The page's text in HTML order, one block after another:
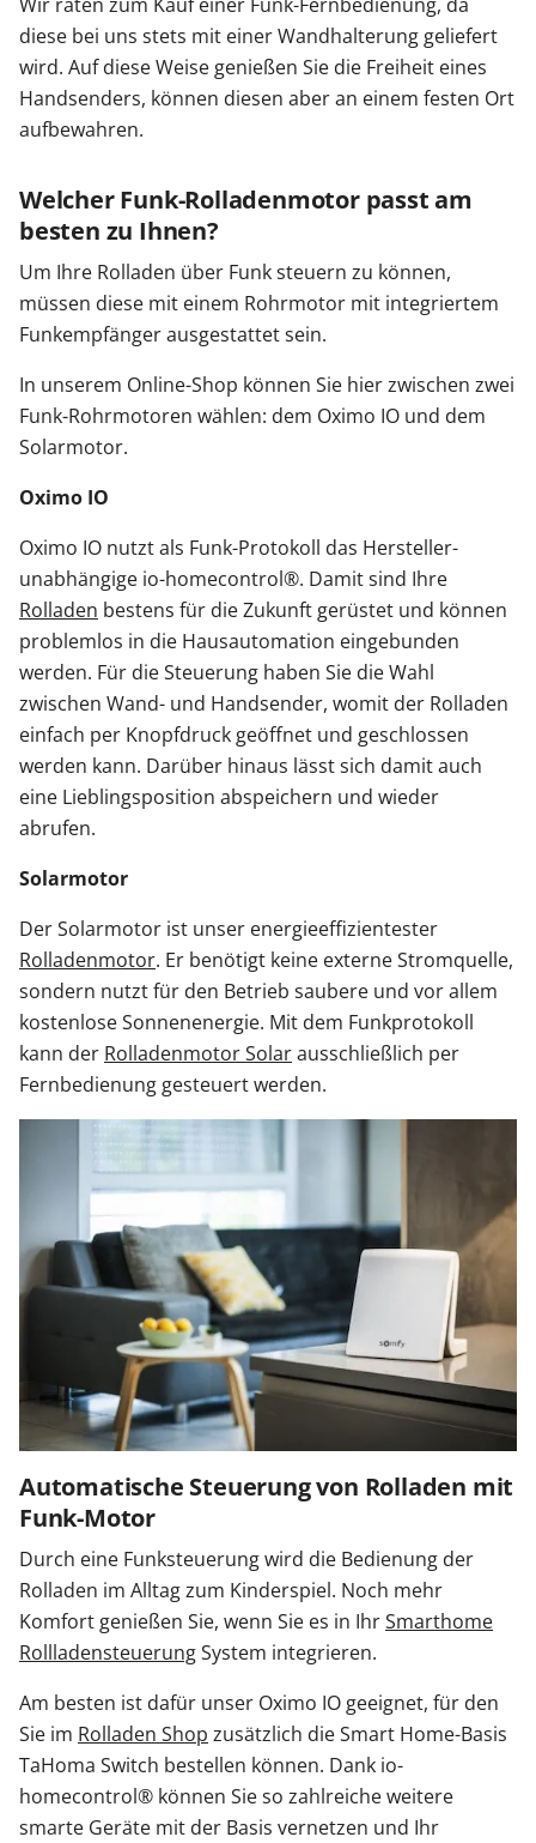
diese bei uns stets mit einer Wandhalterung geliefert
wird. Auf diese Weise genießen Sie die Freiheit eines
Handsenders, können diesen aber an einem festen Ort
aufbewahren.
Welcher Funk-Rolladenmotor passt am
besten zu Ihnen?
Um Ihre Rolladen über Funk steuern zu können,
müssen diese mit einem Rohrmotor mit integriertem
Funkempfänger ausgestattet sein.
In unserem Online-Shop können Sie hier zwischen zwei
Funk-Rohrmotoren wählen: dem Oximo IO und dem
Solarmotor.
Oximo IO
Oximo IO nutzt als Funk-Protokoll das Hersteller-
unabhängige io-homecontrol®. Damit sind Ihre
Rolladen bestens für die Zukunft gerüstet und können
problemlos in die Hausautomation eingebunden
werden. Für die Steuerung haben Sie die Wahl
zwischen Wand- und Handsender, womit der Rolladen
einfach per Knopfdruck geöffnet und geschlossen
werden kann. Darüber hinaus lässt sich damit auch
eine Lieblingsposition abspeichern und wieder
abrufen.
Solarmotor
Der Solarmotor ist unser energieeffizientester
Rolladenmotor. Er benötigt keine externe Stromquelle,
sondern nutzt für den Betrieb saubere und vor allem
kostenlose Sonnenenergie. Mit dem Funkprotokoll
kann der Rolladenmotor Solarausschließlich per
Fernbedienung gesteuert werden.
Automatische Steuerung von Rolladen mit
Funk-Motor
Durch eine Funksteuerung wird die Bedienung der
Rolladen im Alltag zum Kinderspiel. Noch mehr
Komfort genießen Sie, wenn Sie es in IhrSmarthome
RollladensteuerungSystem integrieren.
Am besten ist dafür unser Oximo IO geeignet, für den
Sie im Rolladen Shop zusätzlich die Smart Home-Basis
TaHoma Switch bestellen können. Dank io-
homecontrol® können Sie so zahlreiche weitere
smarte Geräte mit der Basis vernetzen und Ihr